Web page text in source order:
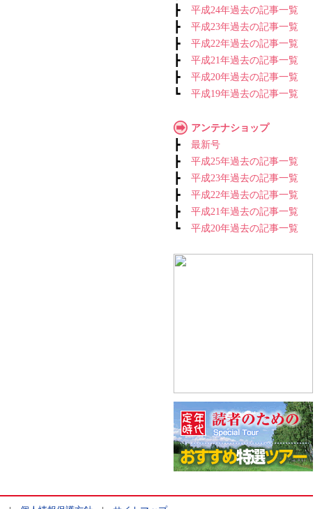
┣ 平成24年過去の記事一覧
┣ 平成23年過去の記事一覧
┣ 平成22年過去の記事一覧
┣ 平成21年過去の記事一覧
┣ 平成20年過去の記事一覧
┗ 平成19年過去の記事一覧
アンテナショップ
┣ 最新号
┣ 平成25年過去の記事一覧
┣ 平成23年過去の記事一覧
┣ 平成22年過去の記事一覧
┣ 平成21年過去の記事一覧
┗ 平成20年過去の記事一覧